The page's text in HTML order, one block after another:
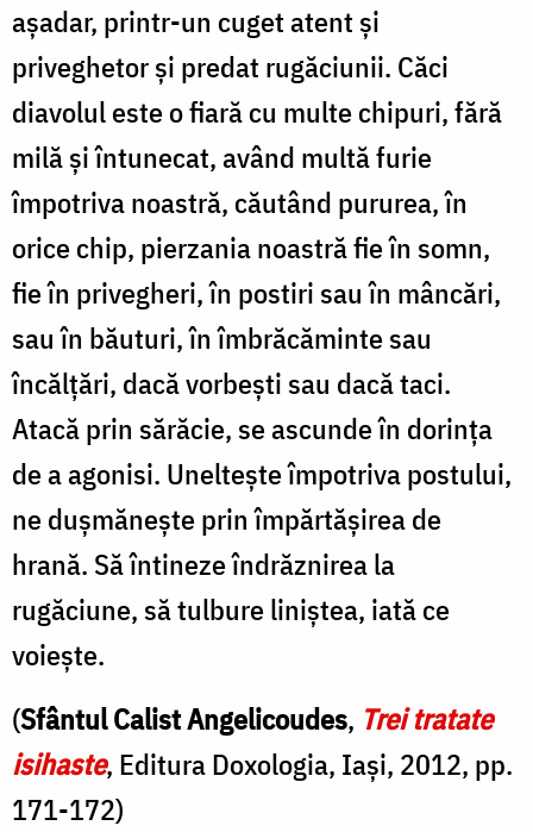
așadar, printr-un cuget atent și
priveghetor și predat rugăciunii. Căci
diavolul este o fiară cu multe chipuri, fără
milă și întunecat, având multă furie
împotriva noastră, căutând pururea, în
orice chip, pierzania noastră fie în somn,
fie în privegheri, în postiri sau în mâncări,
sau în băuturi, în îmbrăcăminte sau
încălțări, dacă vorbești sau dacă taci.
Atacă prin sărăcie, se ascunde în dorința
de a agonisi. Uneltește împotriva postului,
ne dușmănește prin împărtășirea de
hrană. Să întineze îndrăznirea la
rugăciune, să tulbure liniștea, iată ce
voiește.
(Sfântul Calist Angelicoudes, Trei tratate
isihaste, Editura Doxologia, Iași, 2012, pp.
171-172)